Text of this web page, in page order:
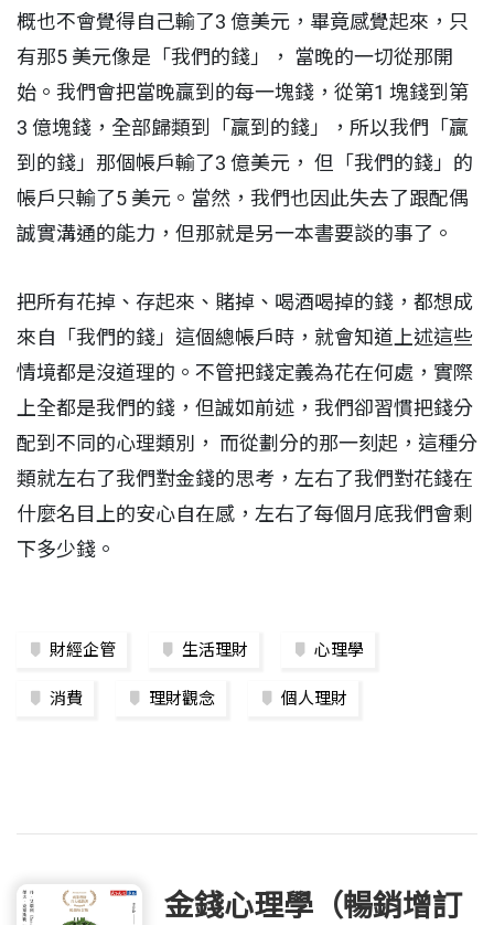
概也不會覺得自己輸了3 億美元，畢竟感覺起來，只
有那5 美元像是「我們的錢」， 當晚的一切從那開
始。我們會把當晚贏到的每一塊錢，從第1 塊錢到第
3 億塊錢，全部歸類到「贏到的錢」，所以我們「贏
到的錢」那個帳戶輸了3 億美元， 但「我們的錢」的
帳戶只輸了5 美元。當然，我們也因此失去了跟配偶
誠實溝通的能力，但那就是另一本書要談的事了。
把所有花掉、存起來、賭掉、喝酒喝掉的錢，都想成
來自「我們的錢」這個總帳戶時，就會知道上述這些
情境都是沒道理的。不管把錢定義為花在何處，實際
上全都是我們的錢，但誠如前述，我們卻習慣把錢分
配到不同的心理類別， 而從劃分的那一刻起，這種分
類就左右了我們對金錢的思考，左右了我們對花錢在
什麼名目上的安心自在感，左右了每個月底我們會剩
下多少錢。
財經企管 生活理財 心理學
消費 理財觀念 個人理財
金錢心理學（暢銷增訂